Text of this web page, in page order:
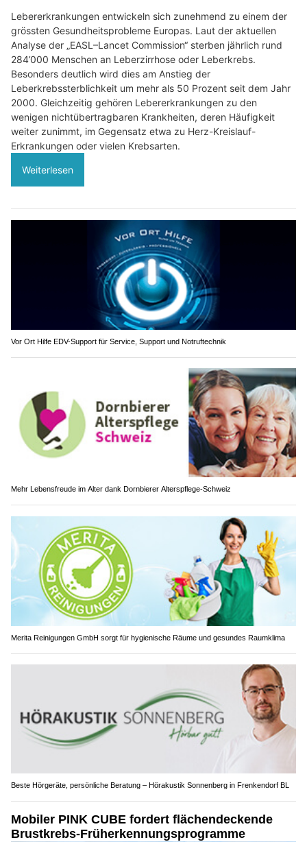
Lebererkrankungen entwickeln sich zunehmend zu einem der
grössten Gesundheitsprobleme Europas. Laut der aktuellen
Analyse der „EASL–Lancet Commission“ sterben jährlich rund
284’000 Menschen an Leberzirrhose oder Leberkrebs.
Besonders deutlich wird dies am Anstieg der
Leberkrebssterblichkeit um mehr als 50 Prozent seit dem Jahr
2000. Gleichzeitig gehören Lebererkrankungen zu den
wenigen nichtübertragbaren Krankheiten, deren Häufigkeit
weiter zunimmt, im Gegensatz etwa zu Herz-Kreislauf-
Erkrankungen oder vielen Krebsarten.
Weiterlesen
Vor Ort Hilfe EDV-Support für Service, Support und Notruftechnik
Mehr Lebensfreude im Alter dank Dornbierer Alterspflege-Schweiz
Merita Reinigungen GmbH sorgt für hygienische Räume und gesundes Raumklima
Beste Hörgeräte, persönliche Beratung – Hörakustik Sonnenberg in Frenkendorf BL
Mobiler PINK CUBE fordert flächendeckende
Brustkrebs-Früherkennungsprogramme